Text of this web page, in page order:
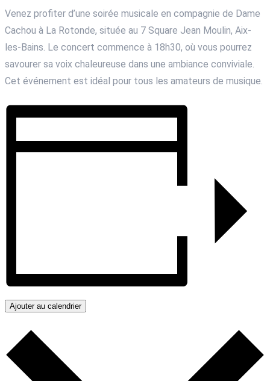
Venez profiter d’une soirée musicale en compagnie de Dame
Cachou à La Rotonde, située au 7 Square Jean Moulin, Aix-
les-Bains. Le concert commence à 18h30, où vous pourrez
savourer sa voix chaleureuse dans une ambiance conviviale.
Cet événement est idéal pour tous les amateurs de musique.
Ajouter au calendrier